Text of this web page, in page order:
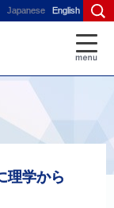
Japanese English
理学から